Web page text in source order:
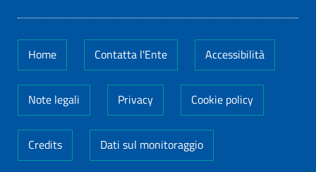
Home Contatta l'Ente Accessibilità
Note legali Privacy Cookie policy
Credits Dati sul monitoraggio